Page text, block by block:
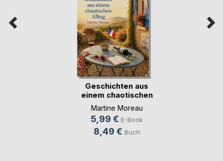
Geschichten aus
einem chaotischen
(...)
Martine Moreau
5,99 € E-Book
8,49 € Buch